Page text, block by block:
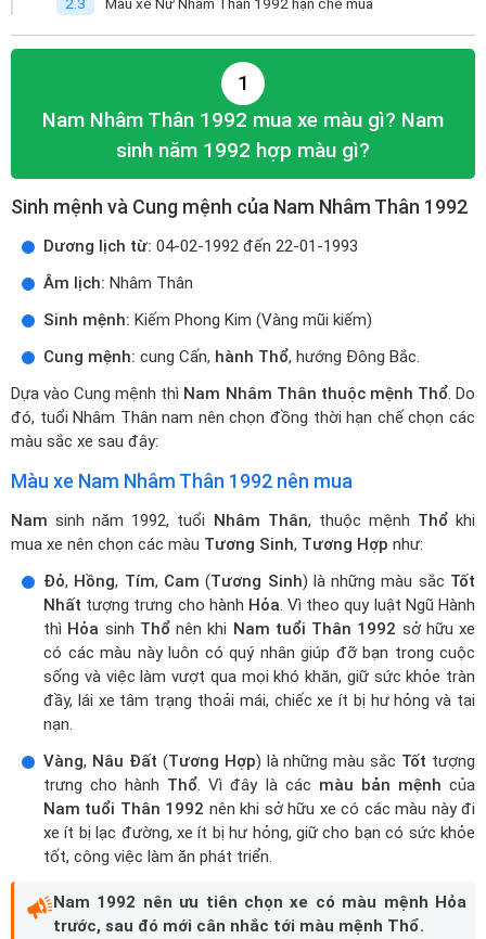
1
Nam Nhâm Thân 1992 mua xe màu gì? Nam
sinh năm 1992 hợp màu gì?
Sinh mệnh và Cung mệnh của Nam Nhâm Thân 1992
Dương lịch từ: 04-02-1992 đến 22-01-1993
Âm lịch: Nhâm Thân
Sinh mệnh: Kiếm Phong Kim (Vàng mũi kiếm)
Cung mệnh: cung Cấn, hành Thổ, hướng Đông Bắc.
Dựa vào Cung mệnh thì Nam Nhâm Thân thuộc mệnh Thổ. Do
đó, tuổi Nhâm Thân nam nên chọn đồng thời hạn chế chọn các
màu sắc xe sau đây:
Màu xe Nam Nhâm Thân 1992 nên mua
Nam sinh năm 1992, tuổi Nhâm Thân, thuộc mệnh Thổkhi
mua xe nên chọn các màu Tương Sinh, Tương Hợp như:
Đỏ, Hồng, Tím, Cam (Tương Sinh) là những màu sắc Tốt
Nhất tượng trưng cho hành Hỏa. Vì theo quy luật Ngũ Hành
thì Hỏa sinh Thổnên khi Nam tuổi Thân 1992 sở hữu xe
có các màu này luôn có quý nhân giúp đỡ bạn trong cuộc
sống và việc làm vượt qua mọi khó khăn, giữ sức khỏe tràn
đầy, lái xe tâm trạng thoải mái, chiếc xe ít bị hư hỏng và tai
nạn.
Vàng, Nâu Đất (Tương Hợp) là những màu sắc Tốt tượng
trưng cho hành Thổ. Vì đây là các màu bản mệnh của
Nam tuổi Thân 1992 nên khi sở hữu xe có các màu này đi
xe ít bị lạc đường, xe ít bị hư hỏng, giữ cho bạn có sức khỏe
tốt, công việc làm ăn phát triển.
Nam 1992 nên ưu tiên chọn xe có màu mệnh Hỏa
trước, sau đó mới cân nhắc tới màu mệnh Thổ.